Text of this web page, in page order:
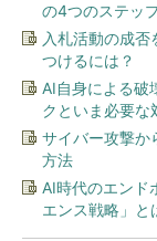
の4つのステッ
入札活動の成
つけるには？
AI自身による
クといま必要な
サイバー攻撃か
方法
AI時代のエンド
エンス戦略」と